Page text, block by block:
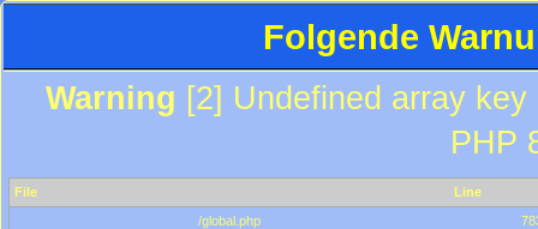
Folgende
Warning [2] Undefined array
PHP
File
Line
/global.php